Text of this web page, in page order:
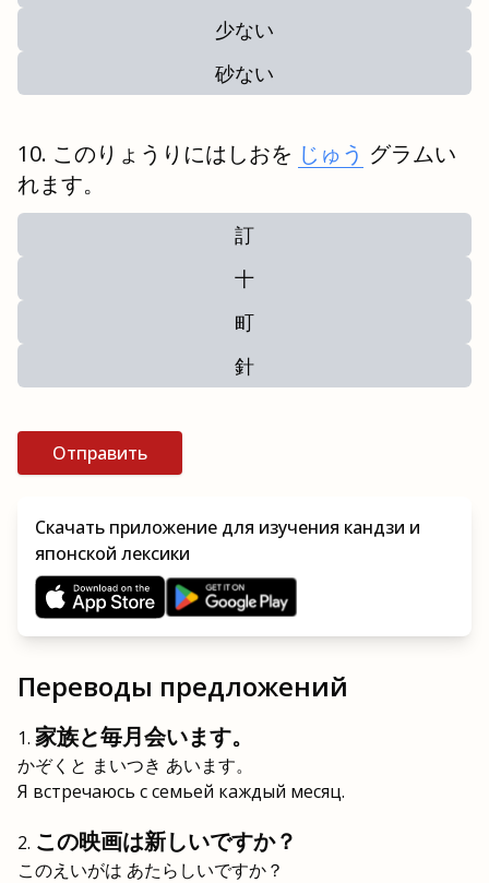
少ない
砂ない
このりょうりにはしおを じゅう グラムい
れます。
訂
十
町
針
Отправить
Скачать приложение для изучения кандзи и
японской лексики
Переводы предложений
家族と毎月会います。
かぞくと まいつき あいます。
Я встречаюсь с семьей каждый месяц.
この映画は新しいですか？
このえいがは あたらしいですか？